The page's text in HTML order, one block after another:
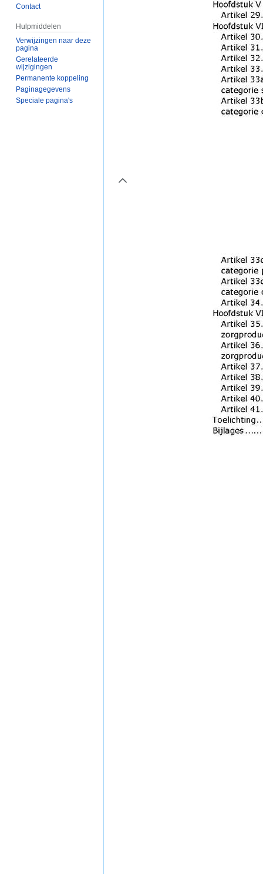
Contact
Hulpmiddelen
Verwijzingen naar deze
pagina
Gerelateerde
wijzigingen
Permanente koppeling
Paginagegevens
Speciale pagina's